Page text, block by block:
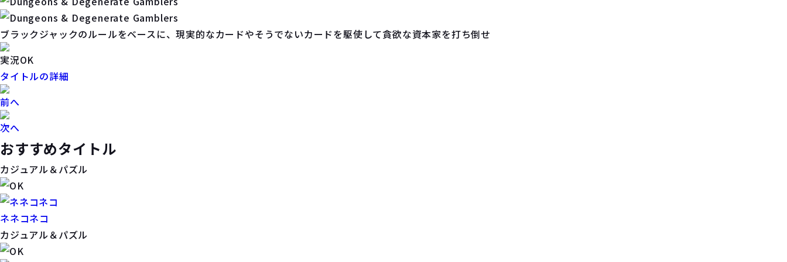
ブラックジャックのルールをベースに、現実的なカードやそうでないカードを駆使して貪欲な資本家を打ち倒せ
実況OK
タイトルの詳細
前へ
次へ
おすすめタイトル
カジュアル＆パズル
ネネコネコ
カジュアル＆パズル